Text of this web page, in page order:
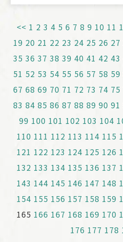
<< 1 2 3 4 5 6 7 8 9 10 11
19 20 21 22 23 24 25 26 27
35 36 37 38 39 40 41 42 43
51 52 53 54 55 56 57 58 59
67 68 69 70 71 72 73 74 75
83 84 85 86 87 88 89 90 91
99 100 101 102 103 104
110 111 112 113 114 115
121 122 123 124 125 126
132 133 134 135 136 137
143 144 145 146 147 148
154 155 156 157 158 159
165 166 167 168 169 170
176 177 178